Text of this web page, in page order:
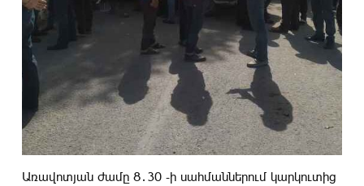
Առավոտյան ժամը 8․30 -ի սահմաններում կարկուտից